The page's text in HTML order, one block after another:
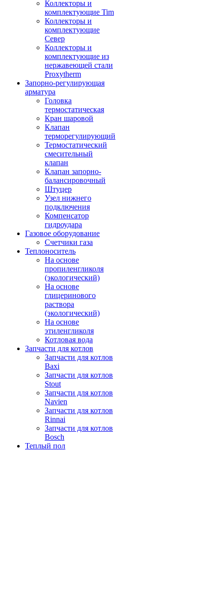
Коллекторы и
комплектующие Tim
Коллекторы и
комплектующие
Север
Коллекторы и
комплектующие из
нержавеющей стали
Proxytherm
Запорно-регулирующая
арматура
Головка
термостатическая
Кран шаровой
Клапан
терморегулирующий
Термостатический
смесительный
клапан
Клапан запорно-
балансировочный
Штуцер
Узел нижнего
подключения
Компенсатор
гидроудара
Газовое оборудование
Счетчики газа
Теплоноситель
На основе
пропиленгликоля
(экологический)
На основе
глицеринового
раствора
(экологический)
На основе
этиленгликоля
Котловая вода
Запчасти для котлов
Запчасти для котлов
Baxi
Запчасти для котлов
Stout
Запчасти для котлов
Navien
Запчасти для котлов
Rinnai
Запчасти для котлов
Bosch
Теплый пол